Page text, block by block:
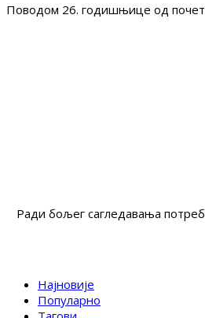
Поводом 26. годишњице од
Ради бољег сагледавања
Најновије
Популарно